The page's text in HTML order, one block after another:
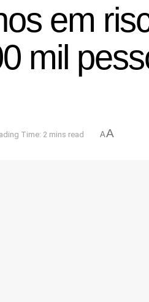
em
mil
Time: 2 mins read AA